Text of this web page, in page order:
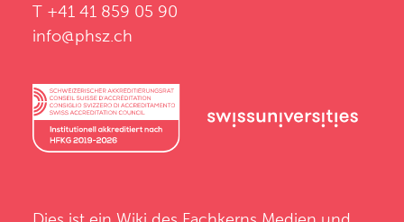
T +41 41 859 05 90
info@phsz.ch